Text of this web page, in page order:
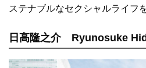
ステナブルなセクシャルライフ
日高隆之介 Ryunosuke